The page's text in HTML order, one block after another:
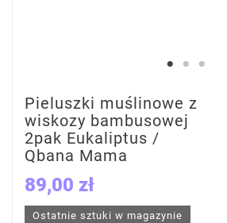
Pieluszki muślinowe z
wiskozy bambusowej
2pak Eukaliptus /
Qbana Mama
89,00 zł
Ostatnie sztuki w magazynie